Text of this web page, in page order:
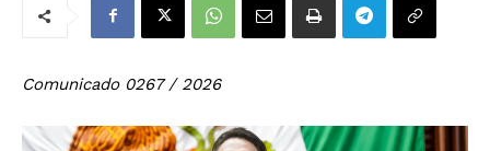
Comunicado 0267 / 2026